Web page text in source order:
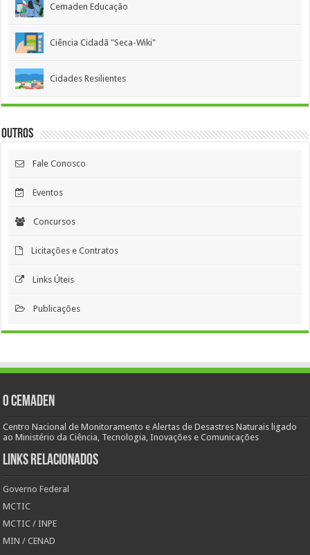
Cemaden Educação
Ciência Cidadã "Seca-Wiki"
Cidades Resilientes
Outros
Fale Conosco
Eventos
Concursos
Licitações e Contratos
Links Úteis
Publicações
O Cemaden
Centro Nacional de Monitoramento e Alertas de Desastres Naturais ligado
ao Ministério da Ciência, Tecnologia, Inovações e Comunicações
Links Relacionados
Governo Federal
MCTIC
MCTIC / INPE
MIN / CENAD